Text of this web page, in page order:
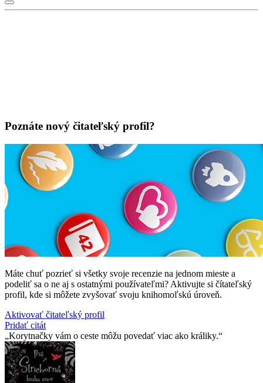
Poznáte nový čitateľský profil?
Máte chuť pozrieť si všetky svoje recenzie na jednom mieste a
podeliť sa o ne aj s ostatnými používateľmi? Aktivujte si čítateľský
profil, kde si môžete zvyšovať svoju knihomoľskú úroveň.
Aktivovať čitateľský profil
Pridať citát
Korytnačky vám o ceste môžu povedať viac ako králiky.